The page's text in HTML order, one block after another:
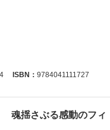
ISBN： 9784041111727
魂揺さぶる感動のフィ